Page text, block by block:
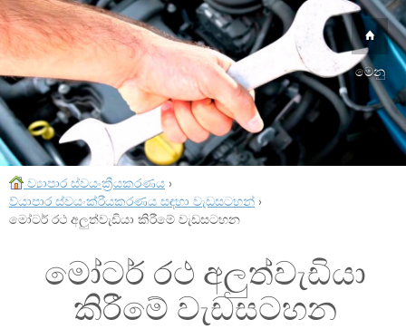
මෙනු
ව්‍යාපාර ස්වයංක්‍රීයකරණය ›
ව්යාපාර ස්වයංක්රීයකරණය සඳහා වැඩසටහන් ›
මෝටර් රථ අලුත්වැඩියා කිරීමේ වැඩසටහන
මෝටර් රථ අලුත්වැඩියා
කිරීමේ වැඩසටහන